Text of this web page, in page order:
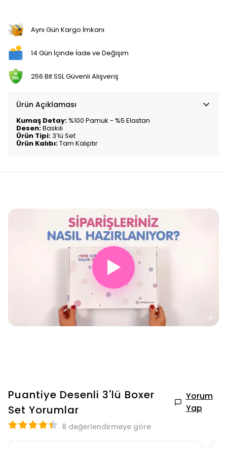
Aynı Gün Kargo İmkanı
14 Gün İçinde İade ve Değişim
256 Bit SSL Güvenli Alışveriş
Ürün Açıklaması
Kumaş Detay:%100 Pamuk - %5 Elastan
Desen:Baskılı
Ürün Tipi:3’lü Set
Ürün Kalıbı:Tam Kalıptır
▶
Puantiye Desenli 3'lü Boxer
Set Yorumlar
Yorum
Yap
8 değerlendirmeye göre